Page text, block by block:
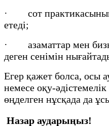
· сот практикасының
етеді;
· азаматтар мен
деген сенімін
Егер қажет болса, осы
немесе оқу-
өңделген нұсқада да
Назар аударыңыз!